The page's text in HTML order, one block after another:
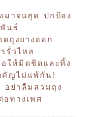
มาจนสุด ปกป้อง
นธ์
ถุงยางออก
รั่วไหล
ให้มิดชิดและทิ้ง
คัญไม่แพ้กัน!
อย่าลืมสวมถุง
ทางเพศ